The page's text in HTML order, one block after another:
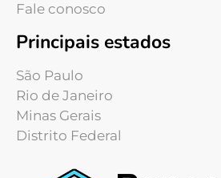
Fale conosco
Principais estados
São Paulo
Rio de Janeiro
Minas Gerais
Distrito Federal